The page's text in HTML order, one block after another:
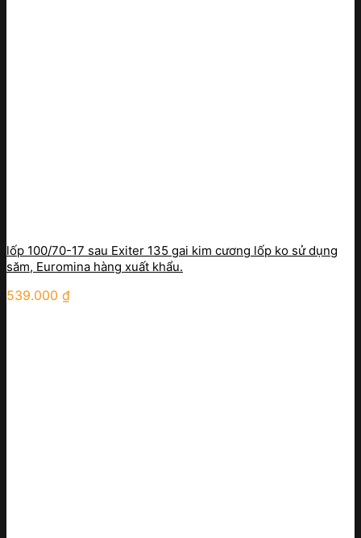
lốp 100/70-17 sau Exiter 135 gai kim cương lốp ko sử dụng
săm, Euromina hàng xuất khẩu.
539.000 ₫